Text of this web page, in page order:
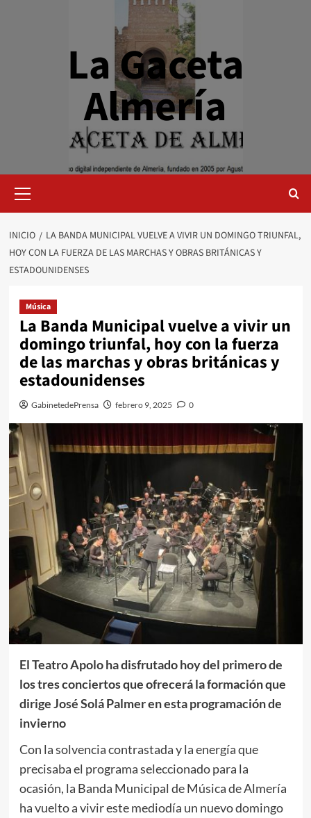
La Gaceta
Almería
primario
INICIO
LA BANDA MUNICIPAL VUELVE A VIVIR UN DOMINGO TRIUNFAL,
HOY CON LA FUERZA DE LAS MARCHAS Y OBRAS BRITÁNICAS Y
ESTADOUNIDENSES
Música
La Banda Municipal vuelve a vivir un
domingo triunfal, hoy con la fuerza
de las marchas y obras británicas y
estadounidenses
GabinetedePrensa febrero 9, 2025 0
El Teatro Apolo ha disfrutado hoy del primero de
los tres conciertos que ofrecerá la formación que
dirige José Solá Palmer en esta programación de
invierno
Con la solvencia contrastada y la energía que
precisaba el programa seleccionado para la
ocasión, la Banda Municipal de Música de Almería
ha vuelto a vivir este mediodía un nuevo domingo